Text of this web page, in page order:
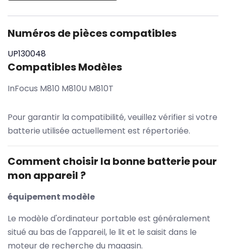
Numéros de pièces compatibles
UP130048
Compatibles Modèles
InFocus M810 M810U M810T
Pour garantir la compatibilité, veuillez vérifier si votre
batterie utilisée actuellement est répertoriée.
Comment choisir la bonne batterie pour
mon appareil ?
équipement modèle
Le modèle d'ordinateur portable est généralement
situé au bas de l'appareil, le lit et le saisit dans le
moteur de recherche du magasin.